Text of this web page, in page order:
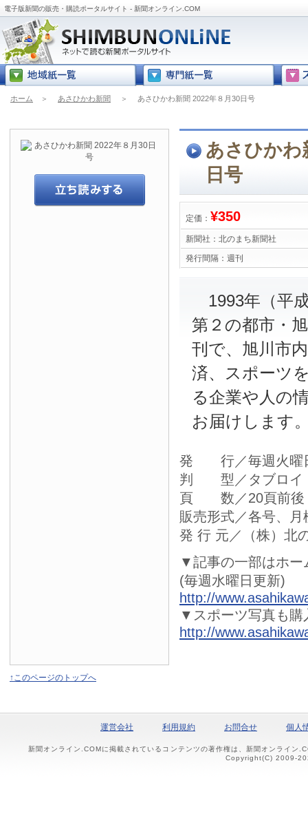
電子版新聞の販売・購読ポータルサイト - 新聞オンライン.COM
ホーム ＞ あさひかわ新聞 ＞ あさひかわ新聞 2022年８月30日号
あさひかわ
日号
定価： ¥350
新聞社： 北のまち新聞社
発行間隔： 週刊
1993年（平
第２の都市・
刊で、旭川市
済、スポーツ
る企業や人の
お届けします
発 行／毎週火曜
判 型／タブロイ
頁 数／20頁前後
販売形式／各号、月
発 行 元／（株）北
▼記事の一部はホー
(毎週水曜日更新)
http://
▼スポーツ写真も購
http://
↑このページのトップへ
運営会社 利用規約 お問合せ 個人
新聞オンライン.COMに掲載されているコンテンツの著作権は、新聞オンライン
Copyright(C) 2009-